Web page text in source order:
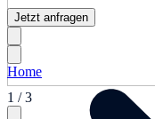
1 / 3
Jetzt anfragen
Home